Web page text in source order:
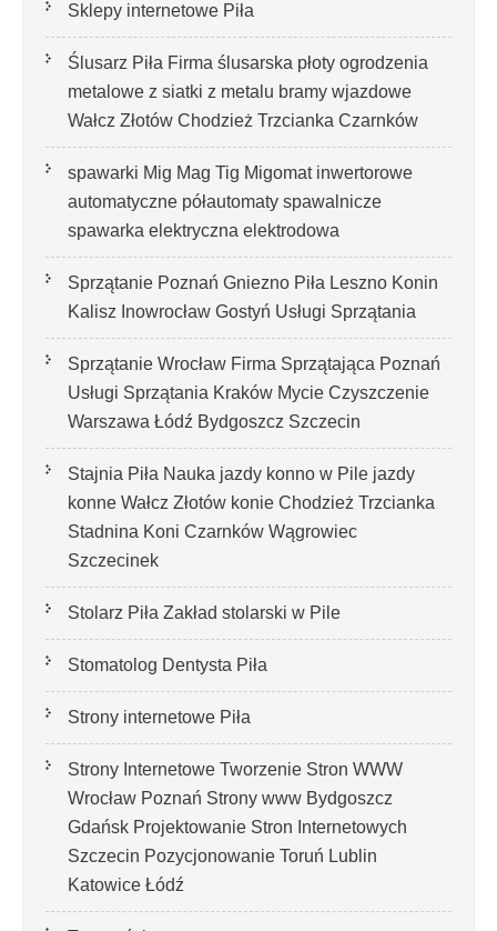
Sklepy internetowe Piła
Ślusarz Piła Firma ślusarska płoty ogrodzenia
metalowe z siatki z metalu bramy wjazdowe
Wałcz Złotów Chodzież Trzcianka Czarnków
spawarki Mig Mag Tig Migomat inwertorowe
automatyczne półautomaty spawalnicze
spawarka elektryczna elektrodowa
Sprzątanie Poznań Gniezno Piła Leszno Konin
Kalisz Inowrocław Gostyń Usługi Sprzątania
Sprzątanie Wrocław Firma Sprzątająca Poznań
Usługi Sprzątania Kraków Mycie Czyszczenie
Warszawa Łódź Bydgoszcz Szczecin
Stajnia Piła Nauka jazdy konno w Pile jazdy
konne Wałcz Złotów konie Chodzież Trzcianka
Stadnina Koni Czarnków Wągrowiec
Szczecinek
Stolarz Piła Zakład stolarski w Pile
Stomatolog Dentysta Piła
Strony internetowe Piła
Strony Internetowe Tworzenie Stron WWW
Wrocław Poznań Strony www Bydgoszcz
Gdańsk Projektowanie Stron Internetowych
Szczecin Pozycjonowanie Toruń Lublin
Katowice Łódź